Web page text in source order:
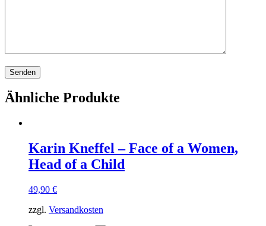
Ähnliche Produkte
Karin Kneffel – Face of a Women,
Head of a Child
49,90 €
zzgl. Versandkosten